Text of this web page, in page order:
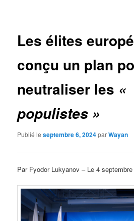
Les élites
conçu un plan
neutraliser les «
populistes »
Publié leseptembre 6, 2024parWayan
Par Fyodor Lukyanov – Le 4